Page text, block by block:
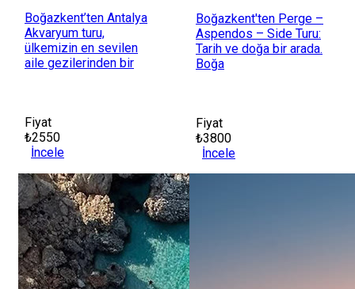
Boğazkent’ten Antalya
Akvaryum turu,
ülkemizin en sevilen
aile gezilerinden bir
Fiyat
₺2550
İncele
Boğazkent'ten Perge –
Aspendos – Side Turu:
Tarih ve doğa bir arada.
Boğa
Fiyat
₺3800
İncele